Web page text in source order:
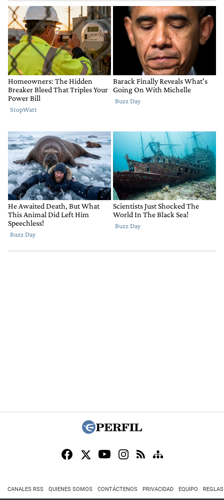
CANALES RSS QUIENES SOMOS CONTÁCTENOS PRIVACIDAD EQUIPO